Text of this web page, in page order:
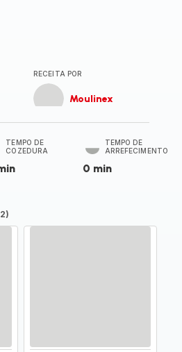
RECEITA POR
Moulinex
TEMPO DE
COZEDURA
TEMPO DE
ARREFECIMENTO
0 min